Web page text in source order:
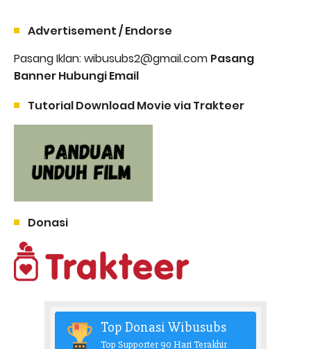
Advertisement / Endorse
Pasang Iklan: wibusubs2@gmail.com Pasang
Banner Hubungi Email
Tutorial Download Movie via Trakteer
Donasi